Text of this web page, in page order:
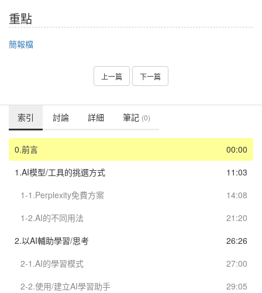
重點
簡報檔
上一篇 下一篇
索引 討論 詳細 筆記 (0)
00:00
0.前言
11:03
1.AI模型/工具的挑選方式
14:08
1-1.Perplexity免費方案
21:20
1-2.AI的不同用法
26:26
2.以AI輔助學習/思考
27:00
2-1.AI的學習模式
29:05
2-2.使用/建立AI學習助手